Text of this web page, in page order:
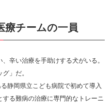
療チームの一員
辛い治療を手助けする犬がいる。
」だ。
静岡県立こども病院で初めて導入
る難病の治療に専門的なトレーニ